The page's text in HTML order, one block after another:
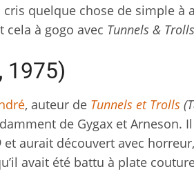
quelque chose de simple à
cela à gogo avec Tunnels &
1975)
, auteur de Tunnels et Trolls
de Gygax et Arneson.
et aurait découvert avec
avait été battu à plate